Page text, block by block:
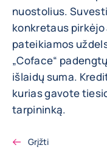
nuostolius.
konkretaus
pateikiamos
„Coface“
išlaidų suma.
kurias gavote
tarpininką.
Grįžti